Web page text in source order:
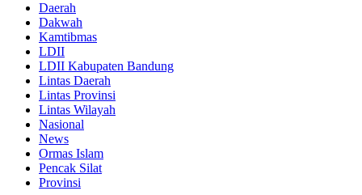
Daerah
Dakwah
Kamtibmas
LDII
LDII Kabupaten Bandung
Lintas Daerah
Lintas Provinsi
Lintas Wilayah
Nasional
News
Ormas Islam
Pencak Silat
Provinsi